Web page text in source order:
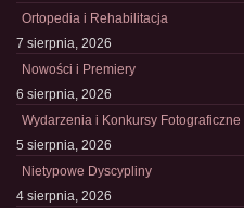
Ortopedia i Rehabilitacja
7 sierpnia, 2026
Nowości i Premiery
6 sierpnia, 2026
Wydarzenia i Konkursy Fotograficzne
5 sierpnia, 2026
Nietypowe Dyscypliny
4 sierpnia, 2026